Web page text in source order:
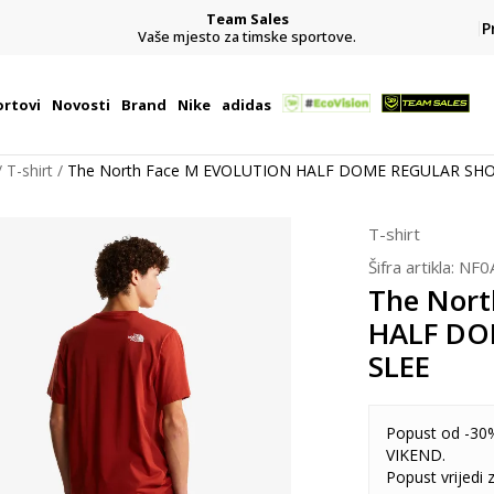
Team Sales
Vaše mjesto za timske sportove.
Novosti Brand Nike adidas
T-shirt The North Face M EVOLUTION HALF DOME REGULAR
T-shirt
Šifra artikla:
The
HALF
SLEE
Popust od -
VIKEND.
Popust vrijedi